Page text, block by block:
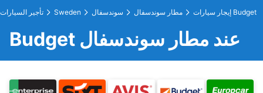
تأجير السيارات Sweden سوندسفال مطار سوندسفال إيجار سيارات Budget
Budget عند مطار سوندسفال